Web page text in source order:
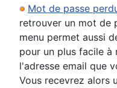
Mot de passe
retrouver un mot de
menu permet aussi
pour un plus facile à
l'adresse email que
Vous recevrez alors